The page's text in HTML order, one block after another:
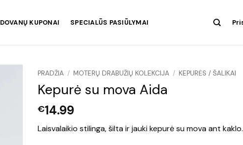
DOVANŲ KUPONAI SPECIALŪS PASIŪLYMAI
PRADŽIA / MOTERŲ DRABUŽIŲ KOLEKCIJA / KEPURĖS / ŠALIKAI
Kepurė su mova Aida
€14.99
Laisvalaikio stilinga, šilta ir jauki kepurė su mova ant